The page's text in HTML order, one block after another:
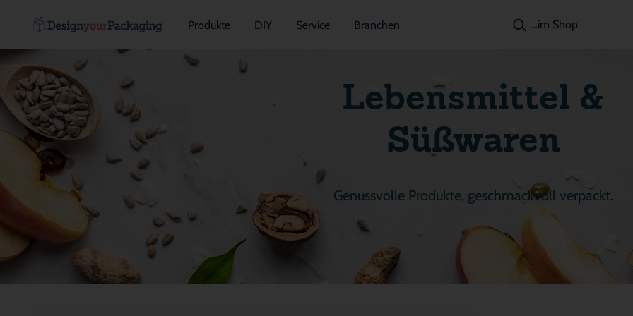
Produkte DIY Service Branchen
Lebensmittel &
Süßwaren
Genussvolle Produkte, geschmackvoll verpackt.